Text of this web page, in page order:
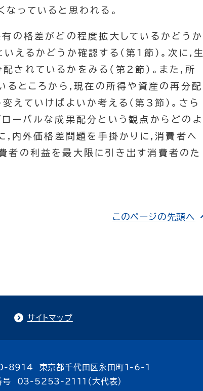
っていると思われる。
の格差がどの程度拡大しているかどうか
えるかどうか確認する(第1節)。次に,生
配されているかをみる(第2節)。また,所
るところから,現在の所得や資産の再分配
えていけばよいか考える(第3節)。さら
ーバルな成果配分という観点からどのよ
,内外価格差問題を手掛かりに,消費者へ
者の利益を最大限に引き出す消費者のた
このページの先頭へ
サイトマップ
8914 東京都千代田区永田町1-6-1
号 03-5253-2111（大代表）